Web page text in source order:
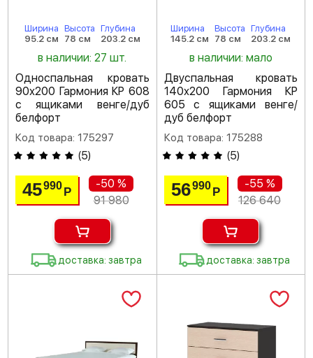
Ширина
95.2 см
Высота
78 см
Глубина
203.2 см
в наличии: 27 шт.
Односпальная кровать
90х200 Гармония КР 608
с ящиками венге/дуб
белфорт
Код товара: 175297
(5)
45990Р
-50 %
91 980
доставка: завтра
Ширина
145.2 см
Высота
78 см
Глубина
203.2 см
в наличии: мало
Двуспальная кровать
140х200 Гармония КР
605 с ящиками венге/
дуб белфорт
Код товара: 175288
(5)
56990 Р
-55 %
126 640
доставка: завтра